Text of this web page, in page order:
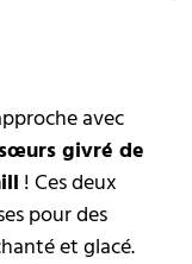
avec
givré de
! Ces deux
pour des
et glacé.